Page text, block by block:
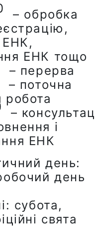
– обробка
ЕНК,
ЕНК тощо
– перерва
– поточна
робота
–
і
ЕНК
день:
день
субота,
свята